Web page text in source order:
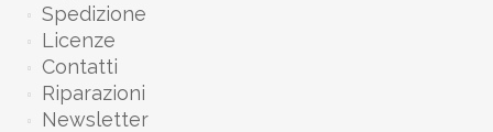
Spedizione
Licenze
Contatti
Riparazioni
Newsletter